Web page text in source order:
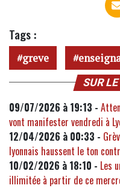
Tags :
greve
SUR
09/07/2026 à 19:13 -
vont manifester vendredi à
12/04/2026 à 00:33 -
lyonnais haussent le ton
10/02/2026 à 18:10 - Les
illimitée à partir de ce